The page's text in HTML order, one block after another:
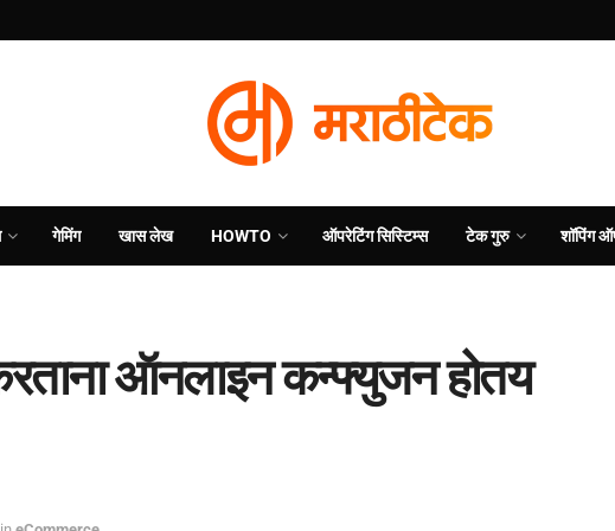
गेमिंग खास लेख HOWTO ऑपरेटिंग सिस्टिम्स टेक गुरु शॉपिंग
करताना ऑनलाइन कन्फ्युजन होतय